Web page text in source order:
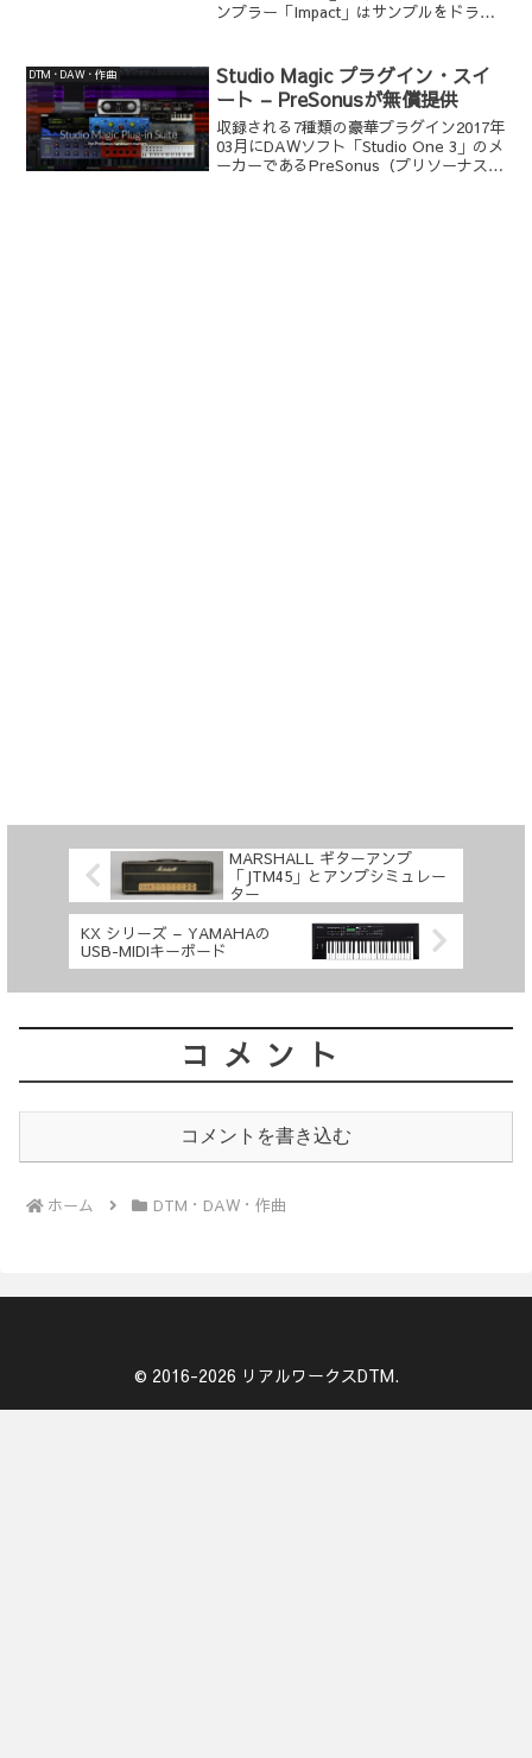
ンプラー「Impact」はサンプルをドラッ
2018年05月に登場した「Studi...
DTM・DAW・作曲
Studio Magic プラグイン・スイ
ート – PreSonusが無償提供
収録される7種類の豪華プラグイン2017年
03月にDAWソフト「Studio One 3」のメ
ーカーであるPreSonus（プリソーナス）
MARSHALL ギターアンプ
「JTM45」とアンプシミュレー
ター
KX シリーズ – YAMAHAの
USB-MIDIキーボード
コメント
コメントを書き込む
ホーム DTM・DAW・作曲
© 2016-2026 リアルワークスDTM.